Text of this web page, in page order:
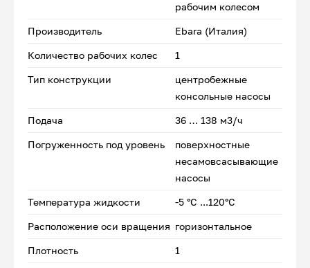
рабочим колесом
Производитель Ebara (Италия)
Количество рабочих колес 1
Тип конструкции
центробежные
консольные насосы
Подача 36 … 138 м3/ч
Погруженность под уровень
поверхностные
несамовсасывающие
насосы
Температура жидкости -5 °C ...120°C
Расположение оси вращения горизонтальное
Плотность 1